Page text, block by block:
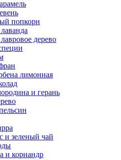
попкорн
дерево
лимонная
и герань
и зеленый чай
и кориандр